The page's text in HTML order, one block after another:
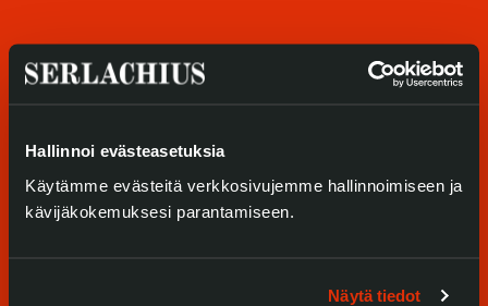
Hallinnoi evästeasetuksia
Käytämme evästeitä verkkosivujemme hallinnoimiseen ja
kävijäkokemuksesi parantamiseen.
Näytä tiedot
Tule meille